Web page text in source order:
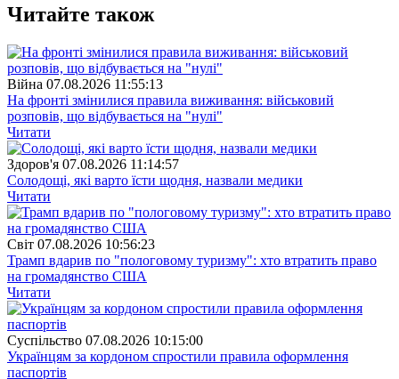
Читайте також
Війна 07.08.2026 11:55:13
На фронті змінилися правила виживання: військовий
розповів, що відбувається на "нулі"
Читати
Здоров'я 07.08.2026 11:14:57
Солодощі, які варто їсти щодня, назвали медики
Читати
Свiт 07.08.2026 10:56:23
Трамп вдарив по "пологовому туризму": хто втратить право
на громадянство США
Читати
Суспiльство 07.08.2026 10:15:00
Українцям за кордоном спростили правила оформлення
паспортів